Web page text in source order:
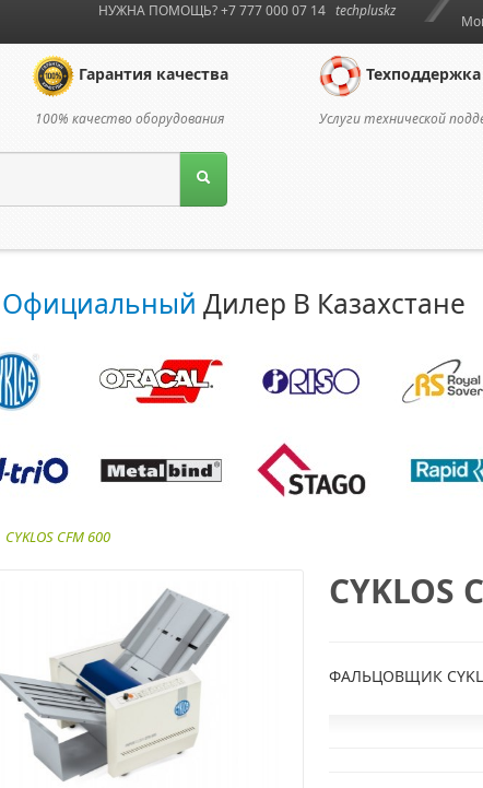
НУЖНА ПОМОЩЬ? +7 777 000 07 14 techpluskz
Гарантия качества
100% качество оборудования
Техподдержка
Услуги технической
Официальный Дилер В Казахстане
CYKLOS CFM 600
CYKLOS
ФАЛЬЦОВЩИК